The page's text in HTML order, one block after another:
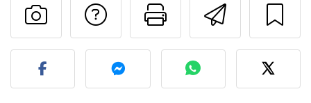
Imprimir
Preguntar al autor
Publicar la foto de esta